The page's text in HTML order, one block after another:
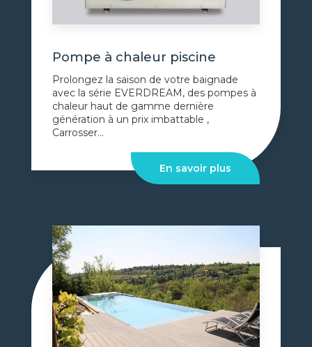
Pompe à chaleur piscine
Prolongez la saison de votre baignade
avec la série EVERDREAM, des pompes à
chaleur haut de gamme dernière
génération à un prix imbattable ,
Carrosser...
En savoir plus